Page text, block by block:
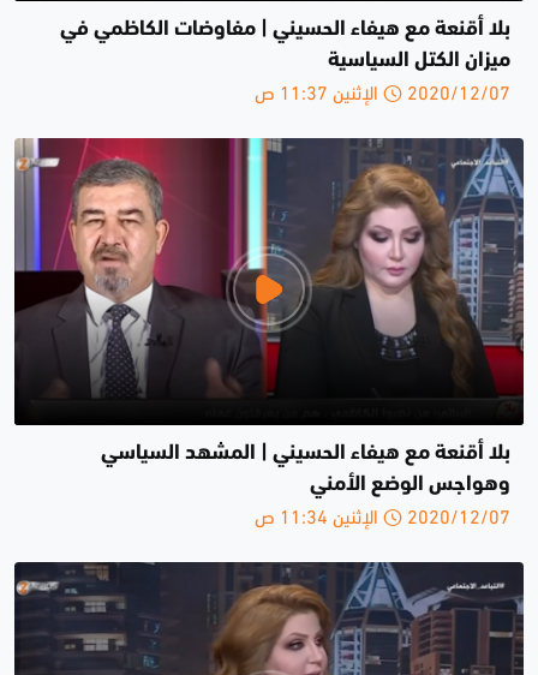
بلا أقنعة مع هيفاء الحسيني | مفاوضات الكاظمي في
ميزان الكتل السياسية
2020/12/07 الإثنين 11:37 ص
بلا أقنعة مع هيفاء الحسيني | المشهد السياسي
وهواجس الوضع الأمني
2020/12/07 الإثنين 11:34 ص